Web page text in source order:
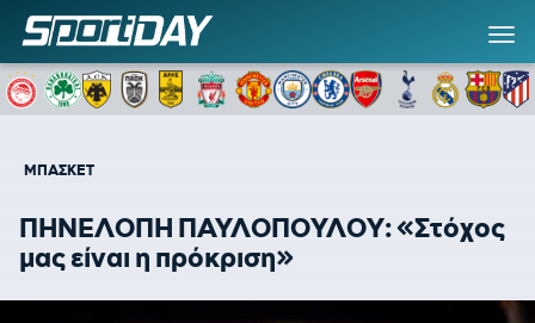
ΜΠΑΣΚΕΤ
ΠΗΝΕΛΟΠΗ ΠΑΥΛΟΠΟΥΛΟΥ: «Στόχος
μας είναι η πρόκριση»